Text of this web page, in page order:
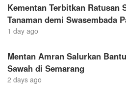
Kementan Terbitkan Ratusan
Tanaman demi Swasembada
1 day ago
Mentan Amran Salurkan
Sawah di Semarang
2 days ago